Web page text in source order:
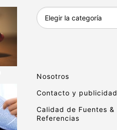
Archivo
educativo
Nosotros
Contacto y publicidad
Calidad de Fuentes &
Referencias